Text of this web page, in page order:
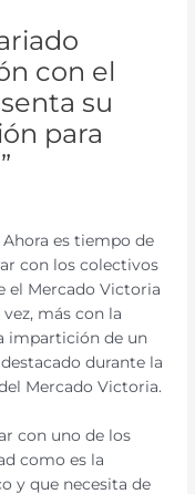
con el
su
para
Ahora es tiempo de
con los colectivos
el Mercado Victoria
más con la
impartición de un
durante la
Mercado Victoria.
con uno de los
como es la
y que necesita de